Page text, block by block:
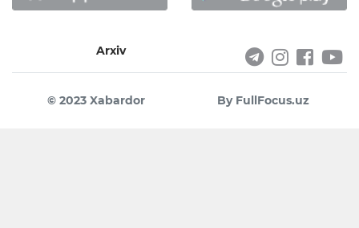
Arxiv
© 2023 Xabardor By FullFocus.uz